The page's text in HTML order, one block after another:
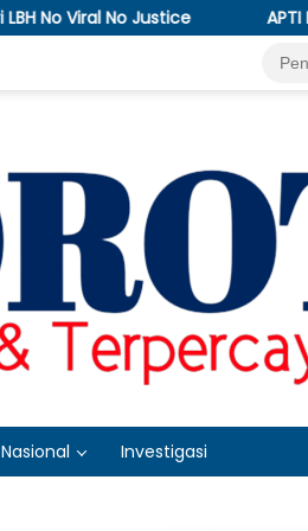
APTI Bakal Somasi dan
Nasional Investigasi